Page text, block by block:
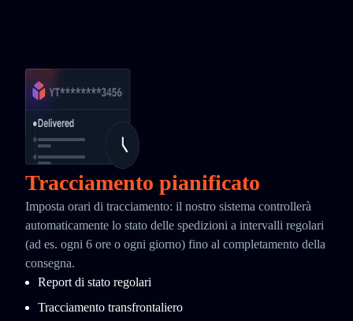
Tracciamento pianificato
Imposta orari di tracciamento: il nostro sistema controllerà
automaticamente lo stato delle spedizioni a intervalli regolari
(ad es. ogni 6 ore o ogni giorno) fino al completamento della
consegna.
Report di stato regolari
Tracciamento transfrontaliero